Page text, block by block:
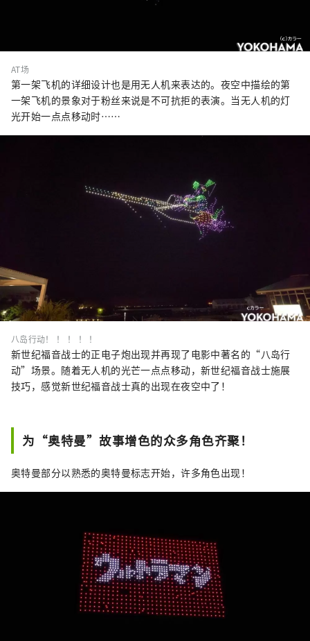
AT场
第一架飞机的详细设计也是用无人机来表达的。夜空中描绘的第
一架飞机的景象对于粉丝来说是不可抗拒的表演。当无人机的灯
光开始一点点移动时……
八岛行动！ ！ ！ ！ ！
新世纪福音战士的正电子炮出现并再现了电影中著名的“八岛行
动”场景。随着无人机的光芒一点点移动，新世纪福音战士施展
技巧，感觉新世纪福音战士真的出现在夜空中了！
为“奥特曼”故事增色的众多角色齐聚！
奥特曼部分以熟悉的奥特曼标志开始，许多角色出现！